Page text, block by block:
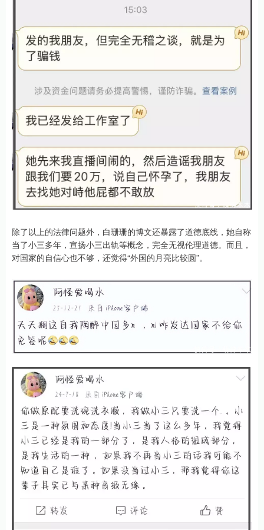
除了以上的法律问题外，白珊珊的博文还暴露了道德底线，她自称
当了小三多年，宣扬小三出轨等概念，完全无视伦理道德。而且，
对国家的自信心也不够，还觉得“外国的月亮比较圆”。